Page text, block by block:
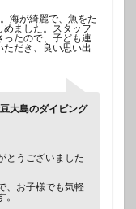
海が綺麗で、魚をた
めました。スタッフ
たので、子ども連
だき、良い思い出
大島のダイビング
とうございました
、お子様でも気軽